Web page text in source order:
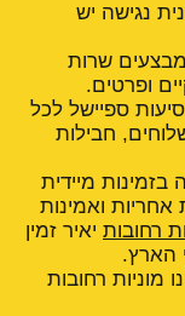
נגישה יש
מבצעים שרות
ופרטים.
ספיישל לכל
חבילות
מיידית
ואמינות
רחובות יאיר זמין
הארץ.
מוניות רחובות